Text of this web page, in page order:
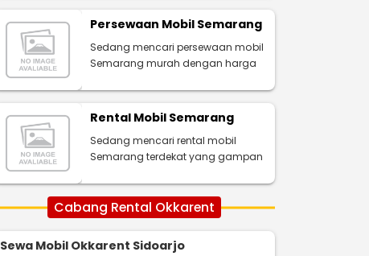
Persewaan Mobil Semarang
Sedang mencari persewaan mobil
Semarang murah dengan harga
Rental Mobil Semarang
Sedang mencari rental mobil
Semarang terdekat yang gampan
Cabang Rental Okkarent
Sewa Mobil Okkarent Sidoarjo